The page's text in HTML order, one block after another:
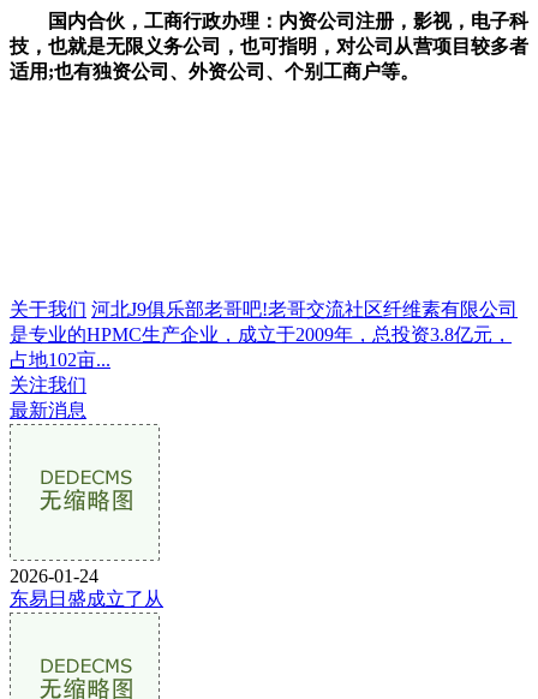
国内合伙，工商行政办理：内资公司注册，影视，电子科
技，也就是无限义务公司，也可指明，对公司从营项目较多者
适用;也有独资公司、外资公司、个别工商户等。
关于我们 河北J9俱乐部老哥吧!老哥交流社区纤维素有限公司
是专业的HPMC生产企业，成立于2009年，总投资3.8亿元，
占地102亩...
关注我们
最新消息
2026-01-24
东易日盛成立了从